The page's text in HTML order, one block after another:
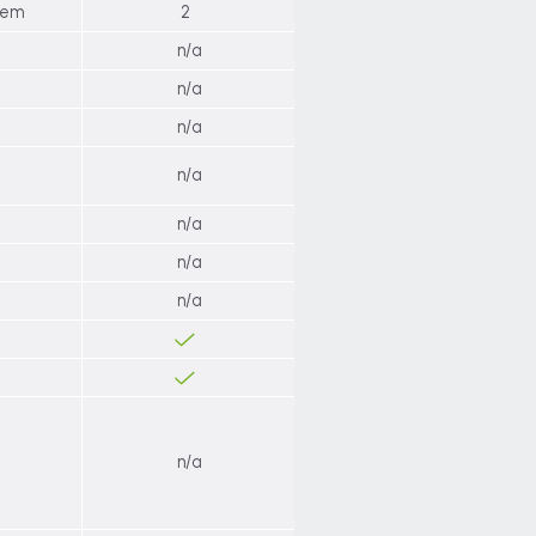
2
n/a
n/a
n/a
n/a
n/a
n/a
n/a
n/a